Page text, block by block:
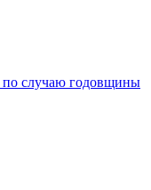
случаю годовщины